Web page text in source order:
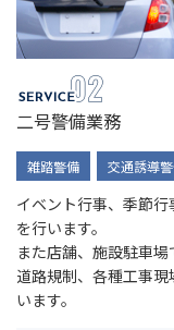
二号警備業務
雑踏警備 交通誘導
イベント行事、季節
を行います。
また店舗、施設駐車場
道路規制、各種工事
います。